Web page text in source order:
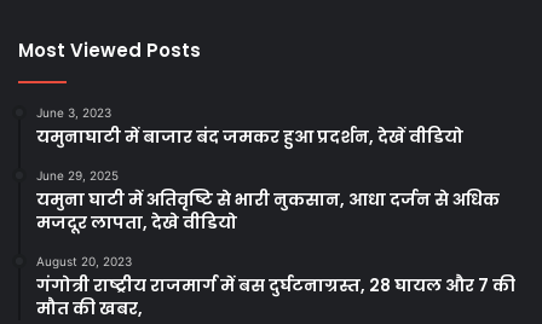
Most Viewed Posts
June 3, 2023
यमुनाघाटी में बाजार बंद जमकर हुआ प्रदर्शन, देखें वीडियो
June 29, 2025
यमुना घाटी में अतिवृष्टि से भारी नुकसान, आधा दर्जन से अधिक
मजदूर लापता, देखे वीडियो
August 20, 2023
गंगोत्री राष्ट्रीय राजमार्ग में बस दुर्घटनाग्रस्त, 28 घायल और 7 की
मौत की खबर,